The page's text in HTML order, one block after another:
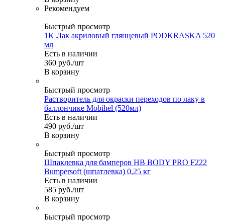
Рекомендуем
Быстрый просмотр
1K Лак акриловый глянцевый PODKRASKA 520
мл
Есть в наличии
360 руб./шт
В корзину
Быстрый просмотр
Растворитель для окраски переходов по лаку в
баллончике Mobihel (520мл)
Есть в наличии
490 руб./шт
В корзину
Быстрый просмотр
Шпаклевка для бамперов HB BODY PRO F222
Bumpersoft (шпатлевка) 0,25 кг
Есть в наличии
585 руб./шт
В корзину
Быстрый просмотр